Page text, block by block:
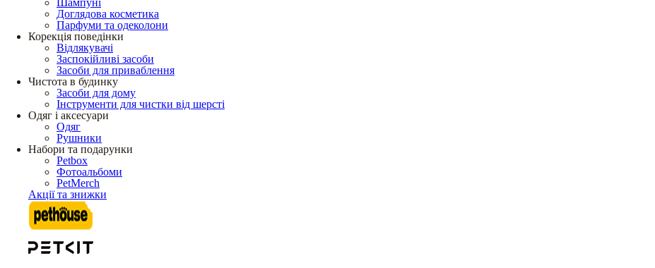
Шампуні
Доглядова косметика
Парфуми та одеколони
Корекція поведінки
Відлякувачі
Заспокійливі засоби
Засоби для приваблення
Чистота в будинку
Засоби для дому
Інструменти для чистки від шерсті
Одяг і аксесуари
Одяг
Рушники
Набори та подарунки
Petbox
Фотоальбоми
PetMerch
Акції та знижки